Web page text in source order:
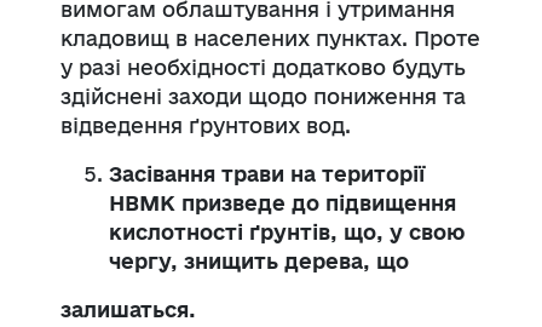
вимогам облаштування і утримання
кладовищ в населених пунктах. Проте
у разі необхідності додатково будуть
здійснені заходи щодо пониження та
відведення ґрунтових вод.
Засівання трави на території
НВМК призведе до підвищення
кислотності ґрунтів, що, у свою
чергу, знищить дерева, що
залишаться.